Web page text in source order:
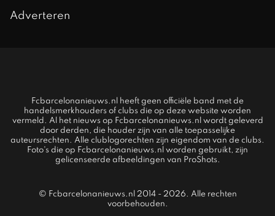
Adverteren
Fcbarcelonanieuws.nl heeft geen officiële band met de
handelsmerkhouders of clubs die op deze website worden
vermeld. Al het nieuws op Fcbarcelonanieuws.nl wordt geleverd
door derden, die houder zijn van alle toepasselijke
auteursrechten. Alle clublogorechten zijn eigendom van de clubs.
Foto's die op Fcbarcelonanieuws.nl worden gebruikt, zijn
gelicenseerde afbeeldingen van ProShots.
© Fcbarcelonanieuws.nl 2014 - 2026. Alle rechten
voorbehouden.